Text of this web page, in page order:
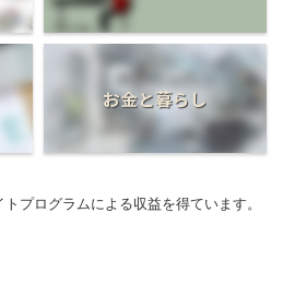
お金と暮らし
プログラムによる収益を得ています。